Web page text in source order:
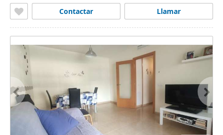
Llamar
Contactar